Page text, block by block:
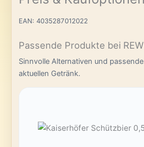
EAN: 4035287012022
Passende Produkte bei
Sinnvolle Alternativen und
aktuellen Getränk.